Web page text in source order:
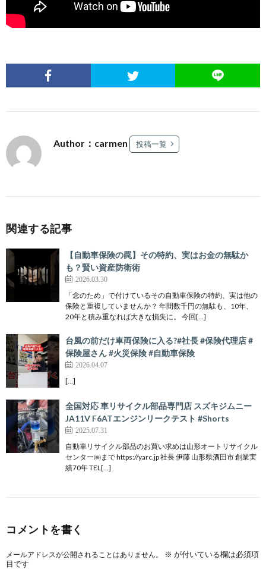
Author：carmen 投稿一覧
関連する記事
【自動車保険の罠】その特約、実はお金の無駄か
も？賢い資産防衛術
2026.03.30
「念のため」で付けているその自動車保険の特約、実は他の
保険と重複していませんか？ 年間数千円の無駄も、10年、
20年と積み重なれば大きな損失に。 今回[…]
台風の前だけ車両保険に入る?#社長 #保険代理店 #
保険屋さん #火災保険 #自動車保険
2026.04.07
[…]
全国対応 車リサイクル部品専門店 スズキジムニー
JA11V F6ATエンジンリークテスト #Shorts
2025.07.31
自動車リサイクル部品のお買い求めは山形オートリサイクル
センター㈱まで https://yarc.jp 社長 伊藤 山形県酒田市 創業実
績70年 TEL[…]
コメントを書く
メールアドレスが公開されることはありません。 ※ が付いている欄は必須項
目です